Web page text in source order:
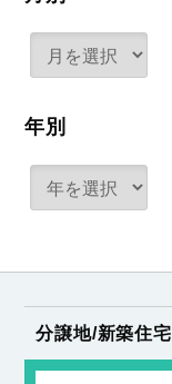
年別
分譲地/新築住宅